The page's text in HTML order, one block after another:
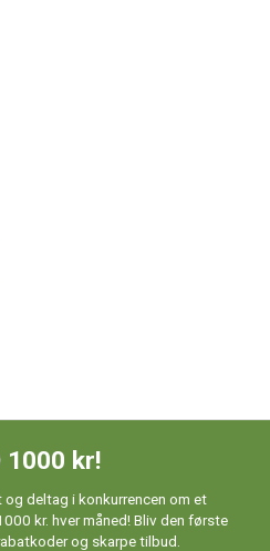
1000 kr!
deltag i konkurrencen om et
kr. hver måned! Bliv den første
og skarpe tilbud.